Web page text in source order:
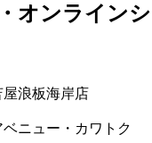
オンライン
浪板海岸店
ニュー・カワトク